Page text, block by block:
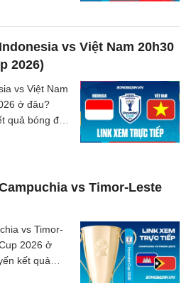
vs Việt Nam 20h30
2026)
vs Việt Nam
ở đâu?
quả bóng đá
vs Timor-Leste
vs Timor-
2026 ở
kết quả